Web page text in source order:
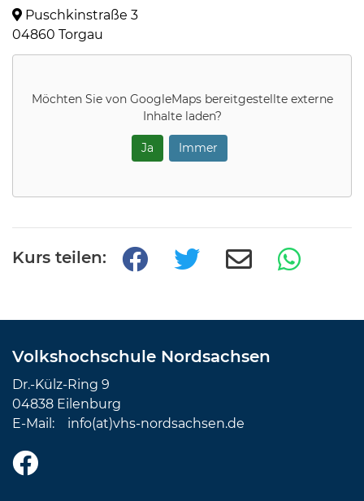
Puschkinstraße 3
04860 Torgau
Möchten Sie von GoogleMapsbereitgestellte externe
Inhalte laden?
Ja Immer
Kurs teilen:
Volkshochschule Nordsachsen
Dr.-Külz-Ring 9
04838 Eilenburg
E-Mail: info(at)vhs-nordsachsen.de